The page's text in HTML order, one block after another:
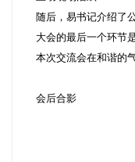
随后，易书记介绍了
大会的最后一个环节
本次交流会在和谐的
会后合影